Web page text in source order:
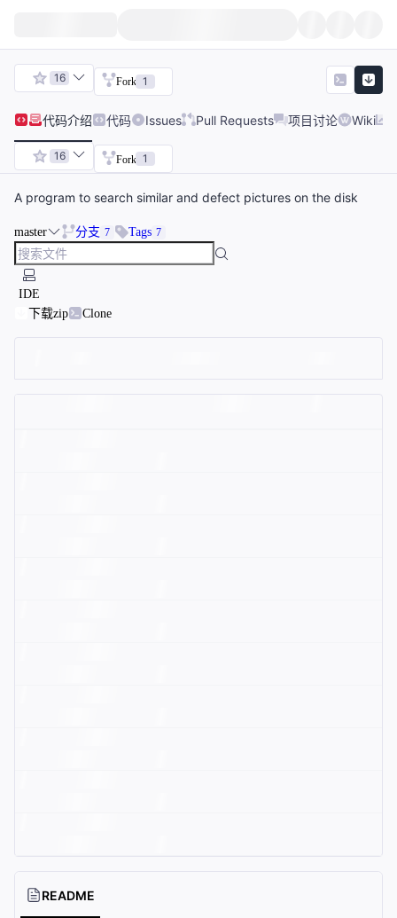
16 Fork 1
代码介绍 代码 Issues Pull Requests 项目讨论 Wiki
16 Fork 1
A program to search similar and defect pictures on the disk
master 分支 7 Tags 7
IDE
下载zip
Clone
README